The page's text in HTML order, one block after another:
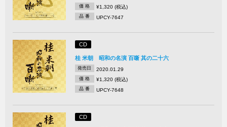
価 格 ¥1,320 (税込)
品 番 UPCY-7647
CD
桂 米朝 昭和の名演 百噺 其の二十六
発売日 2020.01.29
価 格 ¥1,320 (税込)
品 番 UPCY-7648
CD